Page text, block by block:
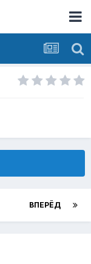
ВПЕРЁД